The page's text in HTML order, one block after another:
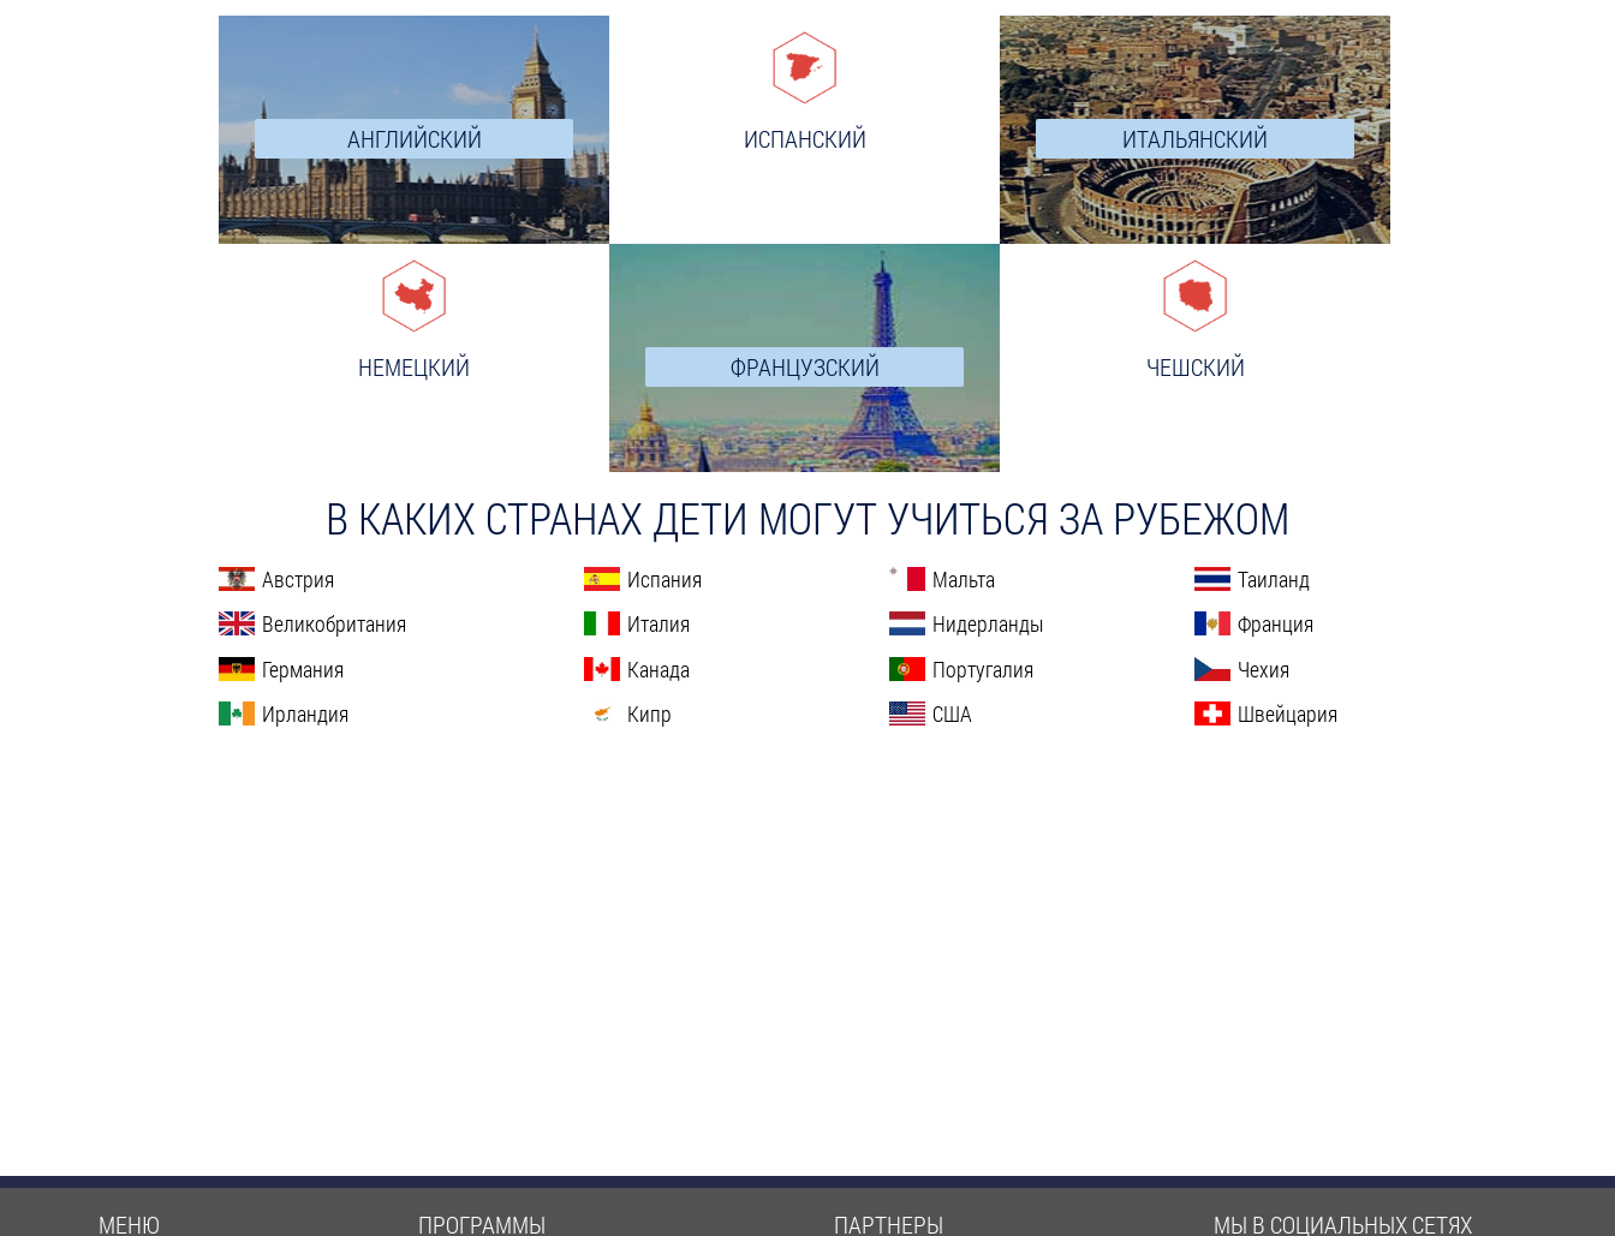
АНГЛИЙСКИЙ
ПОДРОБНЕЕ
ИСПАНСКИЙ
ИТАЛЬЯНСКИЙ
ПОДРОБНЕЕ
НЕМЕЦКИЙ
ФРАНЦУЗСКИЙ
ПОДРОБНЕЕ
ЧЕШСКИЙ
В КАКИХ СТРАНАХ ДЕТИ МОГУТ УЧИТЬСЯ ЗА РУБЕЖОМ
Австрия Испания Мальта
Таиланд
Великобритания
Италия Нидерланды
Франция
Германия
Канада Португалия
Чехия
Ирландия
Кипр США Швейцария
МЕНЮ ПРОГРАММЫ ПАРТНЕРЫ МЫ В СОЦИАЛЬНЫХ СЕТЯХ